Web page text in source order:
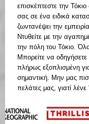
επισκέπτεστε την
σας σε ένα ειδικά
ζωντανέψει την
Ντυθείτε με την
την πόλη του Τόκιο.
Μπορείτε να οδηγήσετε
πλήρως εξοπλισμένη
σημαντική. Μην μας
πελάτες μας, γιατί